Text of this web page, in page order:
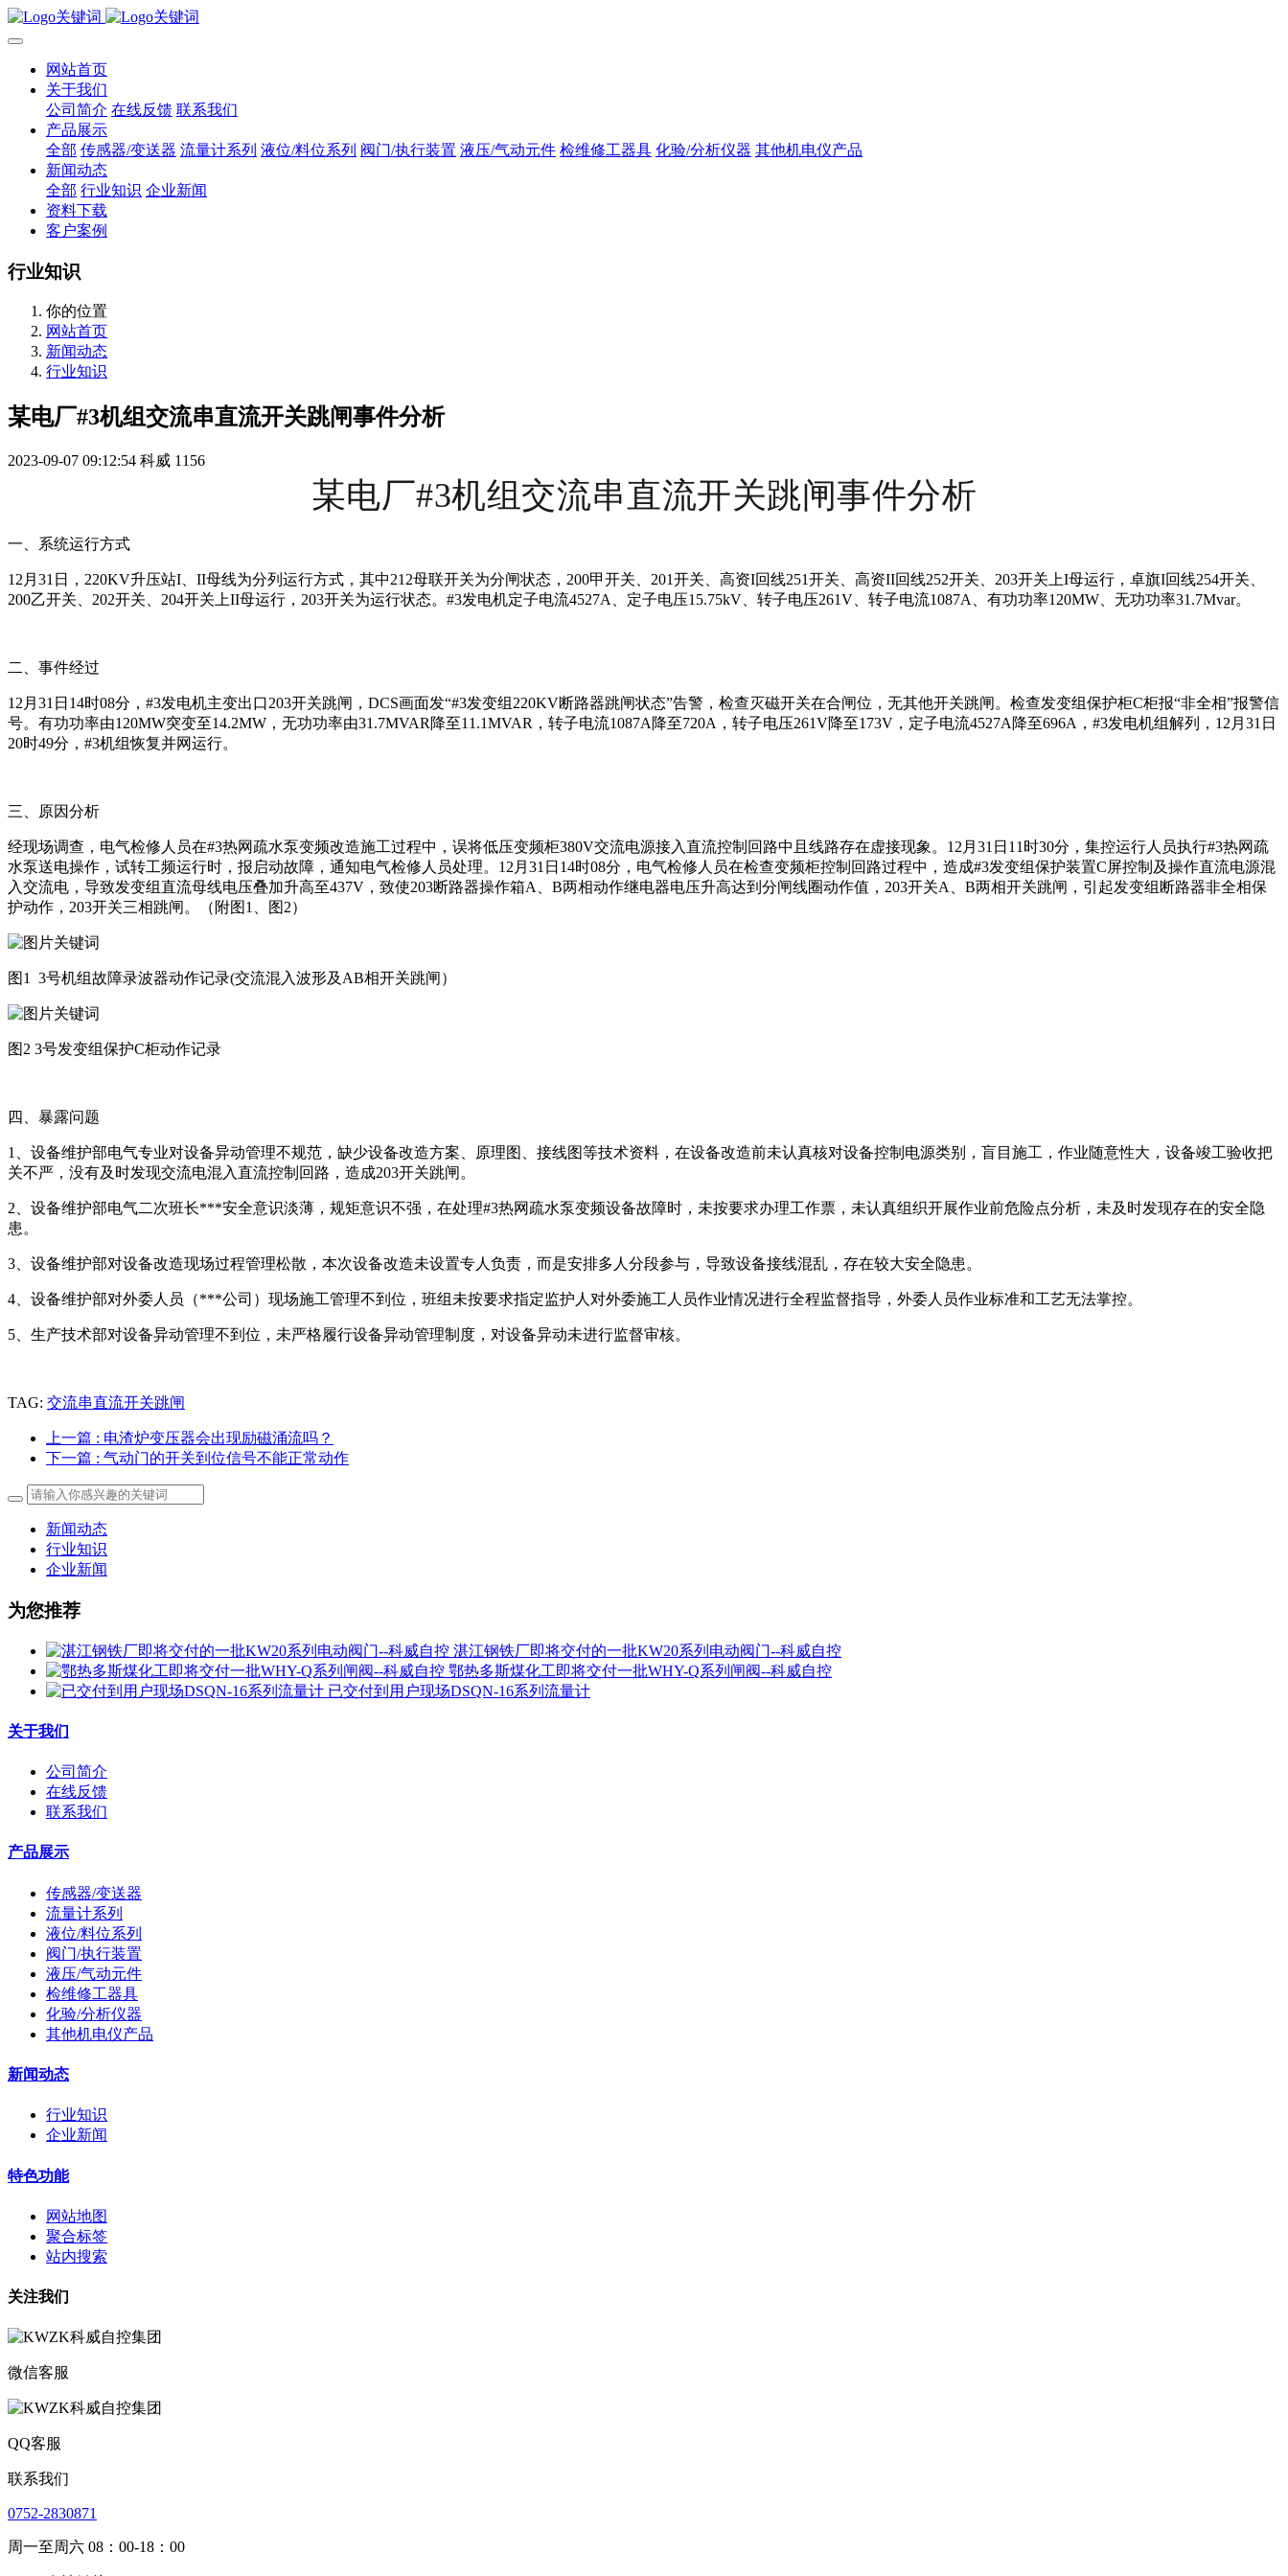
网站首页
关于我们
公司简介 在线反馈 联系我们
产品展示
全部 传感器/变送器 流量计系列 液位/料位系列 阀门/执行装置 液压/气动元件 检维修工器具 化验/分析仪器 其他机电仪产品
新闻动态
全部 行业知识 企业新闻
资料下载
客户案例
行业知识
你的位置
网站首页
新闻动态
行业知识
某电厂#3机组交流串直流开关跳闸事件分析
2023-09-07 09:12:54 科威 1156
某电厂#3机组交流串直流开关跳闸事件分析
一、系统运行方式
12月31日，220KV升压站I、II母线为分列运行方式，其中212母联开关为分闸状态，200甲开关、201开关、高资I回线251开关、高资II回线252开关、203开关上I母运行，卓旗I回线254开关、
200乙开关、202开关、204开关上II母运行，203开关为运行状态。#3发电机定子电流4527A、定子电压15.75kV、转子电压261V、转子电流1087A、有功功率120MW、无功功率31.7Mvar。
二、事件经过
12月31日14时08分，#3发电机主变出口203开关跳闸，DCS画面发“#3发变组220KV断路器跳闸状态”告警，检查灭磁开关在合闸位，无其他开关跳闸。检查发变组保护柜C柜报“非全相”报警信
号。有功功率由120MW突变至14.2MW，无功功率由31.7MVAR降至11.1MVAR，转子电流1087A降至720A，转子电压261V降至173V，定子电流4527A降至696A，#3发电机组解列，12月31日
20时49分，#3机组恢复并网运行。
三、原因分析
经现场调查，电气检修人员在#3热网疏水泵变频改造施工过程中，误将低压变频柜380V交流电源接入直流控制回路中且线路存在虚接现象。12月31日11时30分，集控运行人员执行#3热网疏
水泵送电操作，试转工频运行时，报启动故障，通知电气检修人员处理。12月31日14时08分，电气检修人员在检查变频柜控制回路过程中，造成#3发变组保护装置C屏控制及操作直流电源混
入交流电，导致发变组直流母线电压叠加升高至437V，致使203断路器操作箱A、B两相动作继电器电压升高达到分闸线圈动作值，203开关A、B两相开关跳闸，引起发变组断路器非全相保
护动作，203开关三相跳闸。（附图1、图2）
图1 3号机组故障录波器动作记录(交流混入波形及AB相开关跳闸）
图2 3号发变组保护C柜动作记录
四、暴露问题
1、设备维护部电气专业对设备异动管理不规范，缺少设备改造方案、原理图、接线图等技术资料，在设备改造前未认真核对设备控制电源类别，盲目施工，作业随意性大，设备竣工验收把
关不严，没有及时发现交流电混入直流控制回路，造成203开关跳闸。
2、设备维护部电气二次班长***安全意识淡薄，规矩意识不强，在处理#3热网疏水泵变频设备故障时，未按要求办理工作票，未认真组织开展作业前危险点分析，未及时发现存在的安全隐
患。
3、设备维护部对设备改造现场过程管理松散，本次设备改造未设置专人负责，而是安排多人分段参与，导致设备接线混乱，存在较大安全隐患。
4、设备维护部对外委人员（***公司）现场施工管理不到位，班组未按要求指定监护人对外委施工人员作业情况进行全程监督指导，外委人员作业标准和工艺无法掌控。
5、生产技术部对设备异动管理不到位，未严格履行设备异动管理制度，对设备异动未进行监督审核。
TAG: 交流串直流开关跳闸
上一篇 : 电渣炉变压器会出现励磁涌流吗？
下一篇 : 气动门的开关到位信号不能正常动作
新闻动态
行业知识
企业新闻
为您推荐
湛江钢铁厂即将交付的一批KW20系列电动阀门--科威自控
鄂热多斯煤化工即将交付一批WHY-Q系列闸阀--科威自控
已交付到用户现场DSQN-16系列流量计
关于我们
公司简介
在线反馈
联系我们
产品展示
传感器/变送器
流量计系列
液位/料位系列
阀门/执行装置
液压/气动元件
检维修工器具
化验/分析仪器
其他机电仪产品
新闻动态
行业知识
企业新闻
特色功能
网站地图
聚合标签
站内搜索
关注我们
微信客服
QQ客服
联系我们
0752-2830871
周一至周六 08：00-18：00